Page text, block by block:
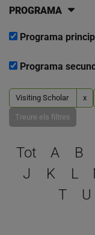
PROGRAMA
Programa
Programa
Visiting Scholar x
Treure els filtres
Tot A B
J
K L
T
U